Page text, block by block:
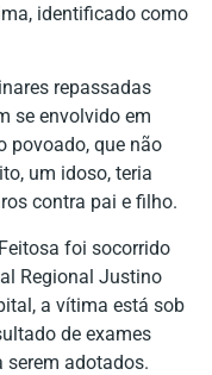
identificado como
repassadas
se envolvido em
povoado, que não
um idoso, teria
contra pai e filho.
foi socorrido
Regional Justino
a vítima está sob
de exames
serem adotados.